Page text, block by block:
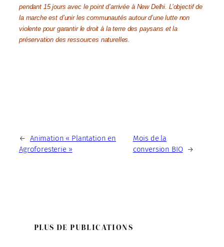
pendant 15 jours avec le point d’arrivée à New Delhi. L’objectif de
la marche est d’unir les communautés autour d’une lutte non
violente pour garantir le droit à la terre des paysans et la
préservation des ressources naturelles.
← Animation « Plantation en
Agroforesterie »
Mois de la
conversion BIO →
PLUS DE PUBLICATIONS